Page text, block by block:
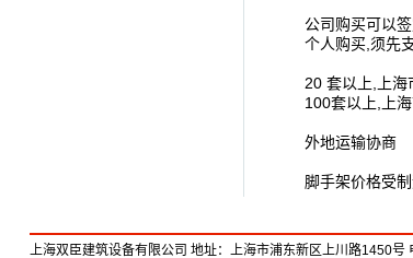
公司购买可以
个人购买,须先
20 套以上,上海
100套以上,上
外地运输协商
脚手架价格受
上海双臣建筑设备有限公司 地址：上海市浦东新区上川路1450